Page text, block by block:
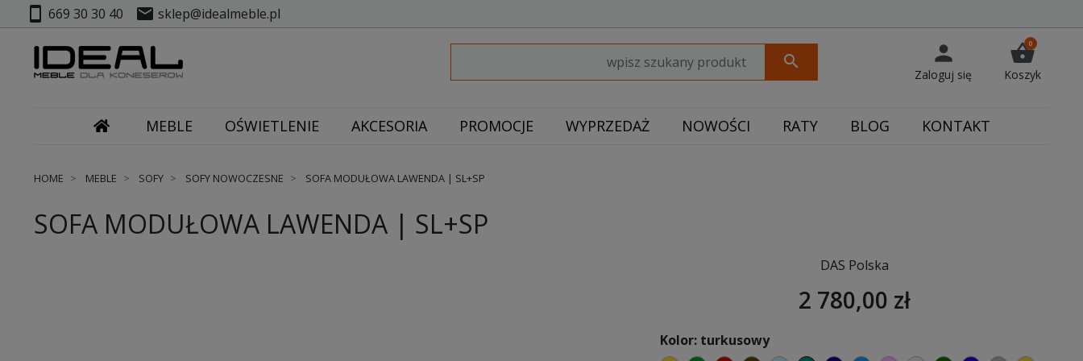
smartphone 669 30 30 40 mail sklep@idealmeble.pl
search person
Zaloguj się
shopping_basket
0
Koszyk
MEBLE OŚWIETLENIE AKCESORIA PROMOCJE WYPRZEDAŻ NOWOŚCI RATY BLOG KONTAKT
HOME MEBLE SOFY SOFY NOWOCZESNE SOFA MODUŁOWA LAWENDA | SL+SP
SOFA MODUŁOWA LAWENDA | SL+SP
DAS Polska
2 780,00 zł
Kolor: turkusowy